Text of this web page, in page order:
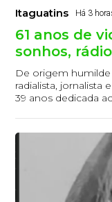
Itaguatins Há 3
61 anos de
sonhos,
De origem
radialista, jornalista
39 anos dedicada